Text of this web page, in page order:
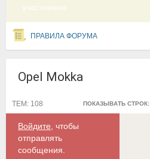
участником
ПРАВИЛА ФОРУМА
Opel Mokka
ПОКАЗЫВАТЬ СТРОК:
ТЕМ: 108
Войдите , чтобы
отправлять
сообщения.